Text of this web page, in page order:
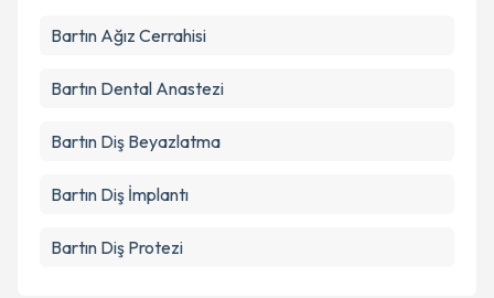
Bartın Ağız Cerrahisi
Bartın Dental Anastezi
Bartın Diş Beyazlatma
Bartın Diş İmplantı
Bartın Diş Protezi